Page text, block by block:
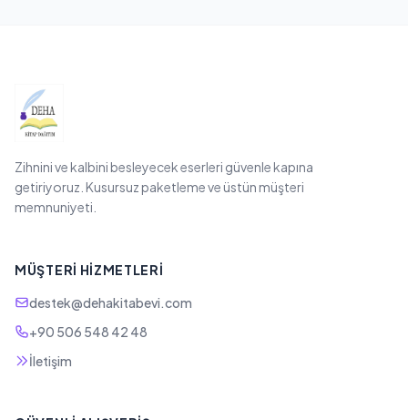
Zihnini ve kalbini besleyecek eserleri güvenle kapına
getiriyoruz. Kusursuz paketleme ve üstün müşteri
memnuniyeti.
MÜŞTERI HIZMETLERI
destek@dehakitabevi.com
+90 506 548 42 48
İletişim